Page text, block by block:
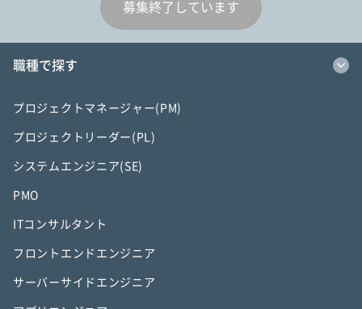
募集終了しています
職種で探す
プロジェクトマネージャー(PM)
プロジェクトリーダー(PL)
システムエンジニア(SE)
PMO
ITコンサルタント
フロントエンドエンジニア
サーバーサイドエンジニア